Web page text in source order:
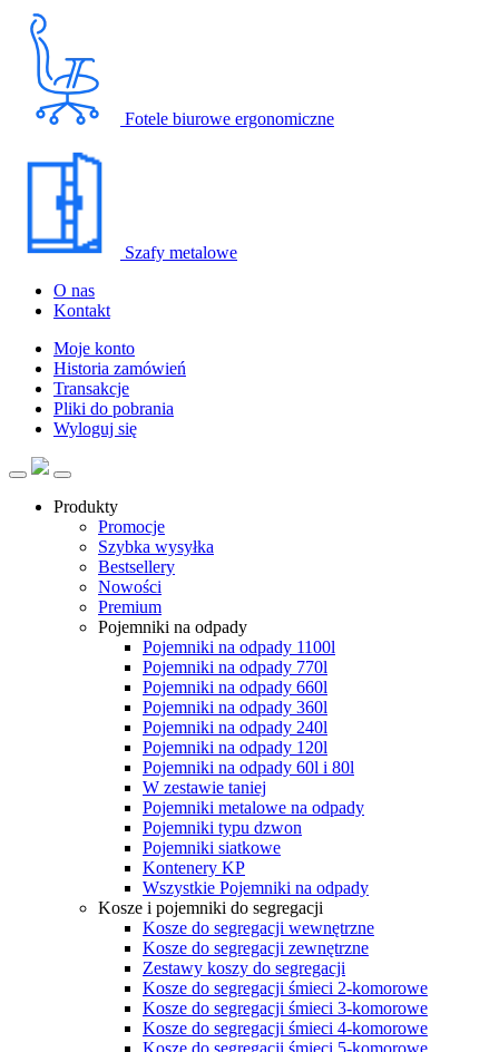
Fotele biurowe ergonomiczne
Szafy metalowe
O nas
Kontakt
Moje konto
Historia zamówień
Transakcje
Pliki do pobrania
Wyloguj się
Produkty
Promocje
Szybka wysyłka
Bestsellery
Nowości
Premium
Pojemniki na odpady
Pojemniki na odpady 1100l
Pojemniki na odpady 770l
Pojemniki na odpady 660l
Pojemniki na odpady 360l
Pojemniki na odpady 240l
Pojemniki na odpady 120l
Pojemniki na odpady 60l i 80l
W zestawie taniej
Pojemniki metalowe na odpady
Pojemniki typu dzwon
Pojemniki siatkowe
Kontenery KP
Wszystkie Pojemniki na odpady
Kosze i pojemniki do segregacji
Kosze do segregacji wewnętrzne
Kosze do segregacji zewnętrzne
Zestawy koszy do segregacji
Kosze do segregacji śmieci 2-komorowe
Kosze do segregacji śmieci 3-komorowe
Kosze do segregacji śmieci 4-komorowe
Kosze do segregacji śmieci 5-komorowe